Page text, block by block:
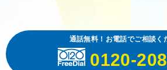
通話無料！お電話でご相談く
0120-